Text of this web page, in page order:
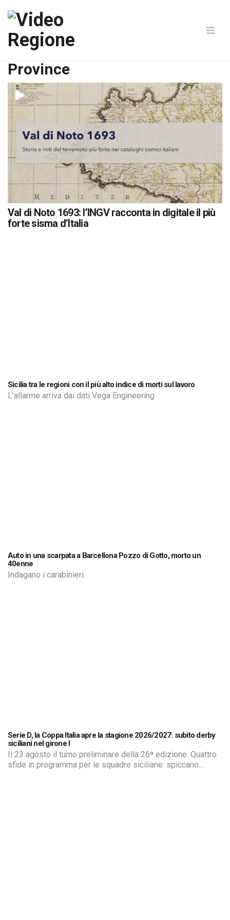
Province
Val di Noto 1693: l’INGV racconta in digitale il più
forte sisma d’Italia
Sicilia tra le regioni con il più alto indice di morti sul lavoro
L’allarme arriva dai dati Vega Engineering
Auto in una scarpata a Barcellona Pozzo di Gotto, morto un
40enne
Indagano i carabinieri
Serie D, la Coppa Italia apre la stagione 2026/2027: subito derby
siciliani nel girone I
Il 23 agosto il turno preliminare della 26ª edizione. Quattro
sfide in programma per le squadre siciliane: spiccano